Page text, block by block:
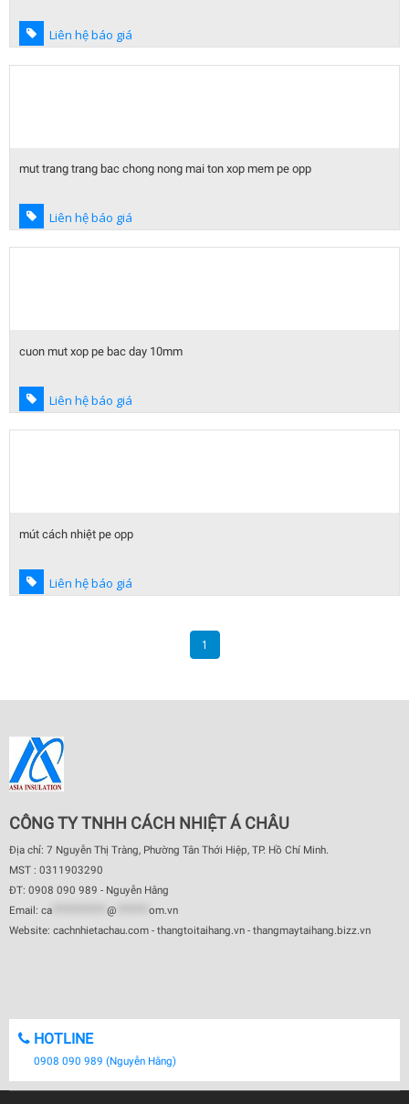
Liên hệ báo giá
mut trang trang bac chong nong mai ton xop mem pe opp
Liên hệ báo giá
cuon mut xop pe bac day 10mm
Liên hệ báo giá
mút cách nhiệt pe opp
Liên hệ báo giá
1
CÔNG TY TNHH CÁCH NHIỆT Á CHÂU
Địa chỉ: 7 Nguyễn Thị Tràng, Phường Tân Thới Hiệp, TP. Hồ Chí Minh.
MST : 0311903290
ĐT: 0908 090 989 - Nguyễn Hằng
Email: ca @
om.vn
Website: cachnhietachau.com - thangtoitaihang.vn - thangmaytaihang.bizz.vn
HOTLINE
0908 090 989 (Nguyễn Hằng)